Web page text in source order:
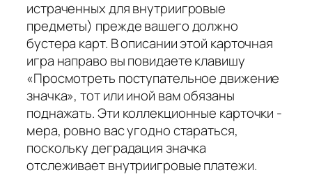
истраченных для внутриигровые
предметы) прежде вашего должно
бустера карт. В описании этой карточная
игра направо вы повидаете клавишу
«Просмотреть поступательное движение
значка», тот или иной вам обязаны
поднажать. Эти коллекционные карточки -
мера, ровно вас угодно стараться,
поскольку деградация значка
отслеживает внутриигровые платежи.